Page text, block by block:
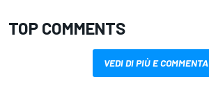
TOP COMMENTS
VEDI DI PIÙ E COMMENTA